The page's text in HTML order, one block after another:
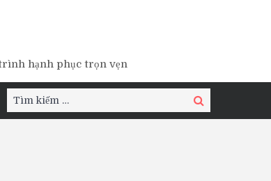
hạnh phục trọn vẹn
Tìm
kiếm:
Tìm
kiếm